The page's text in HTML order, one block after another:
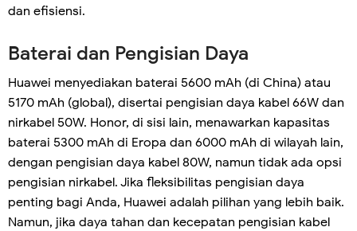
dan efisiensi.
Baterai dan Pengisian Daya
Huawei menyediakan baterai 5600 mAh (di China) atau
5170 mAh (global), disertai pengisian daya kabel 66W dan
nirkabel 50W. Honor, di sisi lain, menawarkan kapasitas
baterai 5300 mAh di Eropa dan 6000 mAh di wilayah lain,
dengan pengisian daya kabel 80W, namun tidak ada opsi
pengisian nirkabel. Jika fleksibilitas pengisian daya
penting bagi Anda, Huawei adalah pilihan yang lebih baik.
Namun, jika daya tahan dan kecepatan pengisian kabel